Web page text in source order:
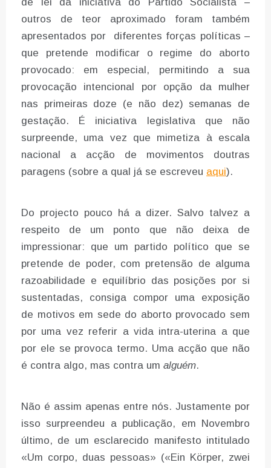
outros de teor aproximado foram também
apresentados por diferentes forças políticas –
que pretende modificar o regime do aborto
provocado: em especial, permitindo a sua
provocação intencional por opção da mulher
nas primeiras doze (e não dez) semanas de
gestação. É iniciativa legislativa que não
surpreende, uma vez que mimetiza à escala
nacional a acção de movimentos doutras
paragens (sobre a qual já se escreveu aqui).
Do projecto pouco há a dizer. Salvo talvez a
respeito de um ponto que não deixa de
impressionar: que um partido político que se
pretende de poder, com pretensão de alguma
razoabilidade e equilíbrio das posições por si
sustentadas, consiga compor uma exposição
de motivos em sede do aborto provocado sem
por uma vez referir a vida intra-uterina a que
por ele se provoca termo. Uma acção que não
é contra algo, mas contra um alguém.
Não é assim apenas entre nós. Justamente por
isso surpreendeu a publicação, em Novembro
último, de um esclarecido manifesto intitulado
«Um corpo, duas pessoas» («Ein Körper, zwei